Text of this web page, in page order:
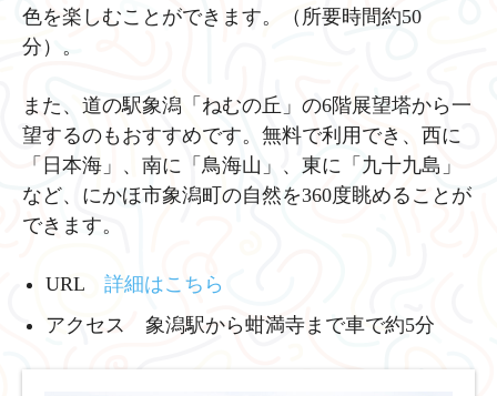
色を楽しむことができます。（所要時間約50
分）。
また、道の駅象潟「ねむの丘」の6階展望塔から一
望するのもおすすめです。無料で利用でき、西に
「日本海」、南に「鳥海山」、東に「九十九島」
など、にかほ市象潟町の自然を360度眺めることが
できます。
URL 詳細はこちら
アクセス 象潟駅から蚶満寺まで車で約5分